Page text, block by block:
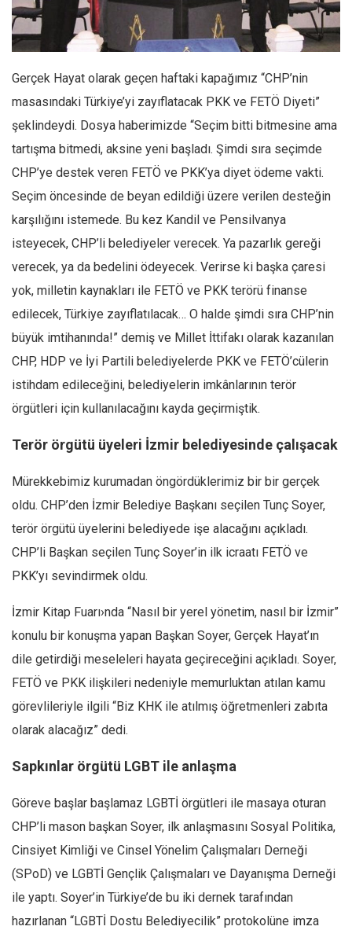
Facebook
Instagram
Editörden
Kemal Özer
Mahmut Toptaş
Yvonne Ridley
Barış Tarımcıoğlu
Ömer Kayani
Yusuf Armağan
Hasanali Yıldırım
Leyla Şerif Emin
Selçuk Türkyılmaz
Mehmet Ali Tekin
Abir E. Nahas
Bağdagül Öz
Esra Elönü
» Yazar arşivi
Bu Sayı
Tüm Sayılar
Kültür Sanat
7 soruda bu hafta
Ekonomi
Manzara
Sağlık
Gıda-Beslenme
Hayat
Türkiye
Siyaset
Gerçek Hayat olarak geçen haftaki kapağımız “CHP’nin
masasındaki Türkiye’yi zayıflatacak PKK ve FETÖ Diyeti”
şeklindeydi. Dosya haberimizde “Seçim bitti bitmesine ama
tartışma bitmedi, aksine yeni başladı. Şimdi sıra seçimde
CHP’ye destek veren FETÖ ve PKK’ya diyet ödeme vakti.
Seçim öncesinde de beyan edildiği üzere verilen desteğin
karşılığını istemede. Bu kez Kandil ve Pensilvanya
isteyecek, CHP’li belediyeler verecek. Ya pazarlık gereği
verecek, ya da bedelini ödeyecek. Verirse ki başka çaresi
yok, milletin kaynakları ile FETÖ ve PKK terörü finanse
edilecek, Türkiye zayıflatılacak… O halde şimdi sıra CHP’nin
büyük imtihanında!” demiş ve Millet İttifakı olarak kazanılan
CHP, HDP ve İyi Partili belediyelerde PKK ve FETÖ’cülerin
istihdam edileceğini, belediyelerin imkânlarının terör
örgütleri için kullanılacağını kayda geçirmiştik.
Terör örgütü üyeleri İzmir belediyesinde çalışacak
Mürekkebimiz kurumadan öngördüklerimiz bir bir gerçek
oldu. CHP’den İzmir Belediye Başkanı seçilen Tunç Soyer,
terör örgütü üyelerini belediyede işe alacağını açıkladı.
CHP’li Başkan seçilen Tunç Soyer’in ilk icraatı FETÖ ve
PKK’yı sevindirmek oldu.
İzmir Kitap Fuarı›nda “Nasıl bir yerel yönetim, nasıl bir İzmir”
konulu bir konuşma yapan Başkan Soyer, Gerçek Hayat’ın
dile getirdiği meseleleri hayata geçireceğini açıkladı. Soyer,
FETÖ ve PKK ilişkileri nedeniyle memurluktan atılan kamu
görevlileriyle ilgili “Biz KHK ile atılmış öğretmenleri zabıta
olarak alacağız” dedi.
Sapkınlar örgütü LGBT ile anlaşma
Göreve başlar başlamaz LGBTİ örgütleri ile masaya oturan
CHP’li mason başkan Soyer, ilk anlaşmasını Sosyal Politika,
Cinsiyet Kimliği ve Cinsel Yönelim Çalışmaları Derneği
(SPoD) ve LGBTİ Gençlik Çalışmaları ve Dayanışma Derneği
ile yaptı. Soyer’in Türkiye’de bu iki dernek tarafından
hazırlanan “LGBTİ Dostu Belediyecilik” protokolüne imza